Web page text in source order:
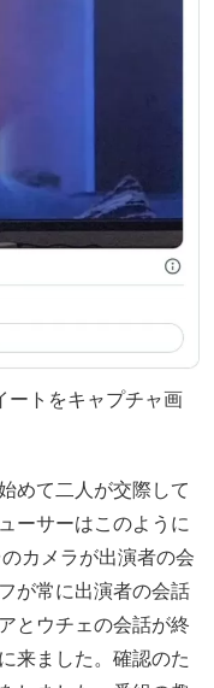
ートをキャプチャ画
めて二人が交際して
ーサーはこのように
カメラが出演者の会
が常に出演者の会話
とウチェの会話が終
来ました。確認のた